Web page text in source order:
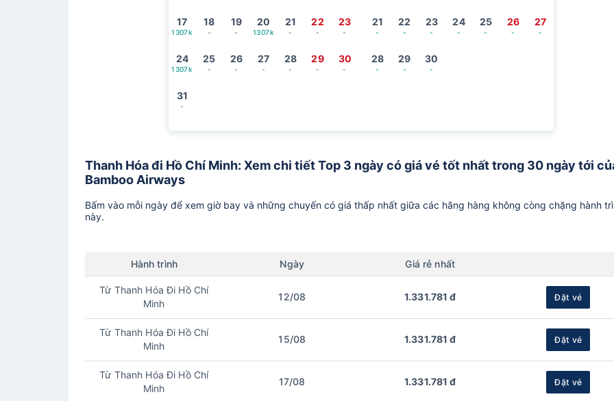
17
1307k
18
-
19
-
20
1307k
21
-
22
-
23
-
24
1307k
25
-
26
-
27
-
28
-
29
-
30
-
31
-
21
-
22
-
23
-
24
-
25
-
26
-
27
-
28
-
29
-
30
-
Thanh Hóa đi Hồ Chí Minh: Xem chi tiết Top 3 ngày có giá vé tốt nhất trong 30 ngày tới
Bamboo Airways
Bấm vào mỗi ngày để xem giờ bay và những chuyến có giá thấp nhất giữa các hãng hàng không còng chặng hành
này.
Hành trình Ngày Giá rẻ nhất
Từ Thanh Hóa Đi Hồ Chí
Minh
12/08 1.331.781 đ Đặt vé
Từ Thanh Hóa Đi Hồ Chí
Minh
15/08 1.331.781 đ Đặt vé
Từ Thanh Hóa Đi Hồ Chí
Minh
17/08 1.331.781 đ Đặt vé